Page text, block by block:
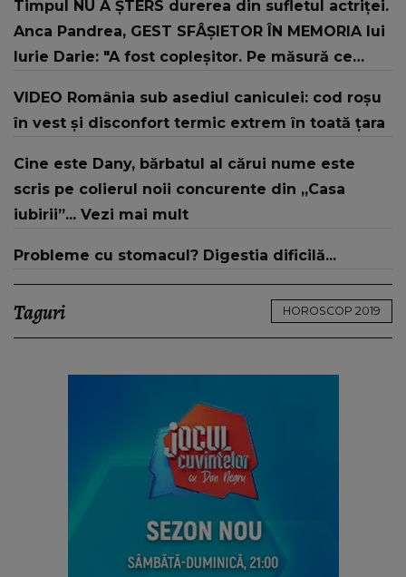
Timpul NU A ȘTERS durerea din sufletul actriței.
Anca Pandrea, GEST SFÂȘIETOR ÎN MEMORIA lui
Iurie Darie: "A fost copleșitor. Pe măsură ce
VIDEO România sub asediul caniculei: cod roșu
în vest și disconfort termic extrem în toată țara
Cine este Dany, bărbatul al cărui nume este
scris pe colierul noii concurente din „Casa
iubirii”... Vezi mai mult
Probleme cu stomacul? Digestia dificilă...
Taguri HOROSCOP 2019